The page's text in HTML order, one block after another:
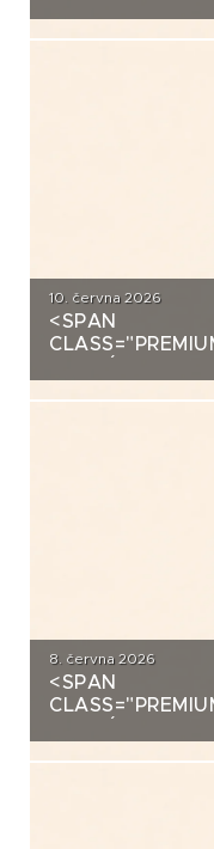
10. června 2026
<SPAN
8. června 2026
<SPAN